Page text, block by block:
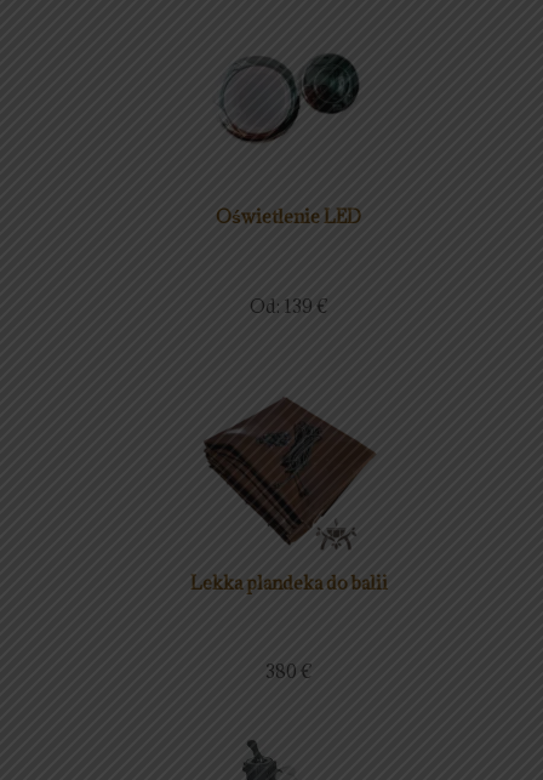
Oświetlenie LED
Od: 139 €
Lekka plandeka do balii
380 €